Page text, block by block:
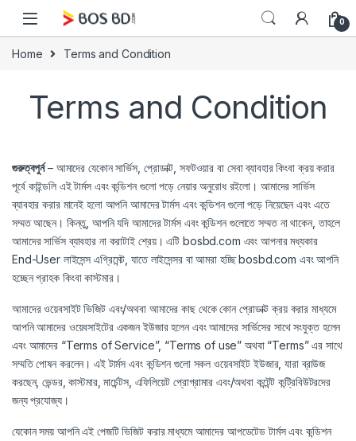
Skip to navigation
Skip to content
0
Home Terms and Condition
Terms and Condition
গুরুত্বপুর্ন– আমাদের যেকোন সার্ভিস, প্রোডাক্ট, সফটওয়ার বা সেবা ব্যাবহার কিংবা ক্রয় করার
পূর্বে কাইন্ডলি এই টার্মস এবং কন্ডিশন গুলো পড়ে নেয়ার অনুরোধ রইলো। আমাদের সার্ভিস
ব্যাবহার করার মানেই হলো আপনি আমাদের টার্মস এবং কন্ডিশন গুলো পড়ে নিয়েছেন এবং এতে
সম্মত আছেন। কিন্তু, আপনি যদি আমাদের টার্মস এবং কন্ডিশন গুলোতে সম্মত না থাকেন, তাহলে
আমাদের সার্ভিস ব্যাবহার না করাটাই শ্রেয়। এটি bosbd.com এবং আপনার মধ্যকার
End-User লাইসেন্স এগ্রিমেন্ট, যাতে লাইসেন্সর বা আমরা হচ্ছি bosbd.com এবং আপনি
হচ্ছেন গ্রাহক কিংবা কাস্টমার।
আমাদের ওয়েবসাইট ভিজিট এবং/অথবা আমাদের কাছ থেকে কোন প্রোডাক্ট ক্রয় করার মাধ্যমে
আপনি আমাদের ওয়েবসাইটের একজন ইউজার হলেন এবং আমাদের সার্ভিসের সাথে সংযুক্ত হলেন
এবং আমাদের “Terms of Service”, “Terms of use” অথবা “Terms” এর সাথে
সম্মতি পোষন করলেন। এই টার্মস এবং কন্ডিশন গুলো সকল ওয়েবসাইট ইউজার, যারা ব্রাউজ
করছেন, ভেন্ডর, কাস্টমার, মার্চেন্টস, এফিলিয়েট প্রোগ্রামার এবং/অথবা কন্টেন্ট কন্ট্রিবিউটরদের
জন্য প্রযোজ্য।
যেকোন সময় আপনি এই পেজটি ভিজিট করার মাধ্যমে আমাদের আপডেটেড টার্মস এবং কন্ডিশন